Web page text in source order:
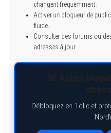
changent fréquemment.
Activer un bloqueur de
fluide.
Consulter des forums ou
adresses à jour.
Débloquez en 1 clic et